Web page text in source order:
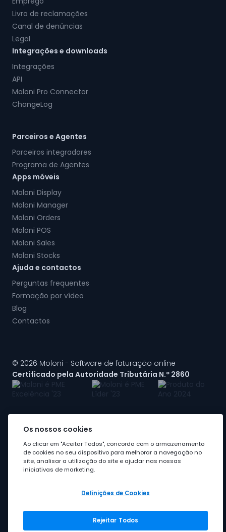
Livro de reclamações
Canal de denúncias
Legal
Integrações e downloads
Integrações
API
Moloni Pro Connector
ChangeLog
Parceiros e Agentes
Parceiros integradores
Programa de Agentes
Apps móveis
Moloni Display
Moloni Manager
Moloni Orders
Moloni POS
Moloni Sales
Moloni Stocks
Ajuda e contactos
Perguntas frequentes
Formação por vídeo
Blog
Contactos
© 2026 Moloni - Software de faturação online
Certificado pela Autoridade Tributária N.º 2860
A Moloni faz parte dogrupo Visma
Grupo Visma
Os nossos cookies
Ao clicar em "Aceitar Todos", concorda com o armazenamento
de cookies no seu dispositivo para melhorar a navegação no
site, analisar a utilização do site e ajudar nas nossas
iniciativas de marketing.
Definições de Cookies
Rejeitar Todos